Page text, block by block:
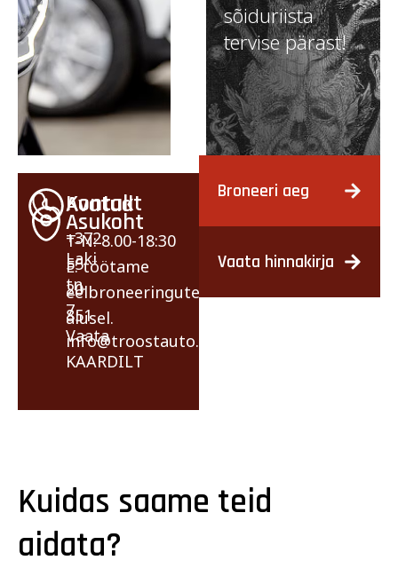
sõiduriista
tervise pärast!
Kontakt
+372
55
20
851
info@troostauto.ee
Asukoht
Laki
tn.
7
Vaata
KAARDILT
Avatud
T-N: 8.00-18:30
E: töötame
eelbroneeringute
alusel.
Broneeri aeg
Vaata hinnakirja
Kuidas saame teid
aidata?